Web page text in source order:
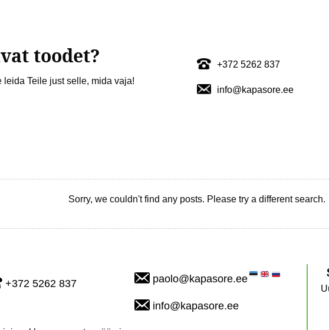
toodet?
Teile just selle, mida vaja!
+372 5262 837
info@kapasore.ee
Sorry, we couldn't find any posts. Please try a different search.
+372 5262 837 paolo@kapasore.ee
info@kapasore.ee